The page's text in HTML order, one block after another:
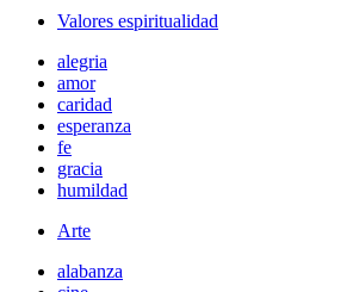
Valores espiritualidad
alegria
amor
caridad
esperanza
fe
gracia
humildad
Arte
alabanza